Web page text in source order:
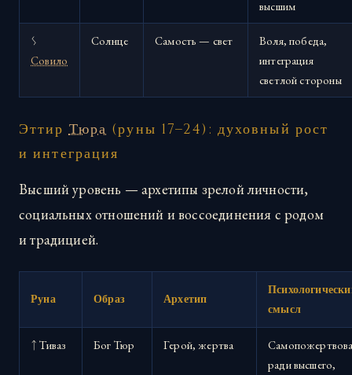
высшим
ᛊ
Совило
Солнце Самость — свет
Воля, победа,
интеграция
светлой стороны
ЭттирТюра (руны 17–24): духовный рост
и интеграция
Высший уровень — архетипы зрелой личности,
социальных отношений и воссоединения с родом
и традицией.
Руна Образ Архетип
смысл
ᛏ Тиваз Бог Тюр Герой, жертва
ради высшего,